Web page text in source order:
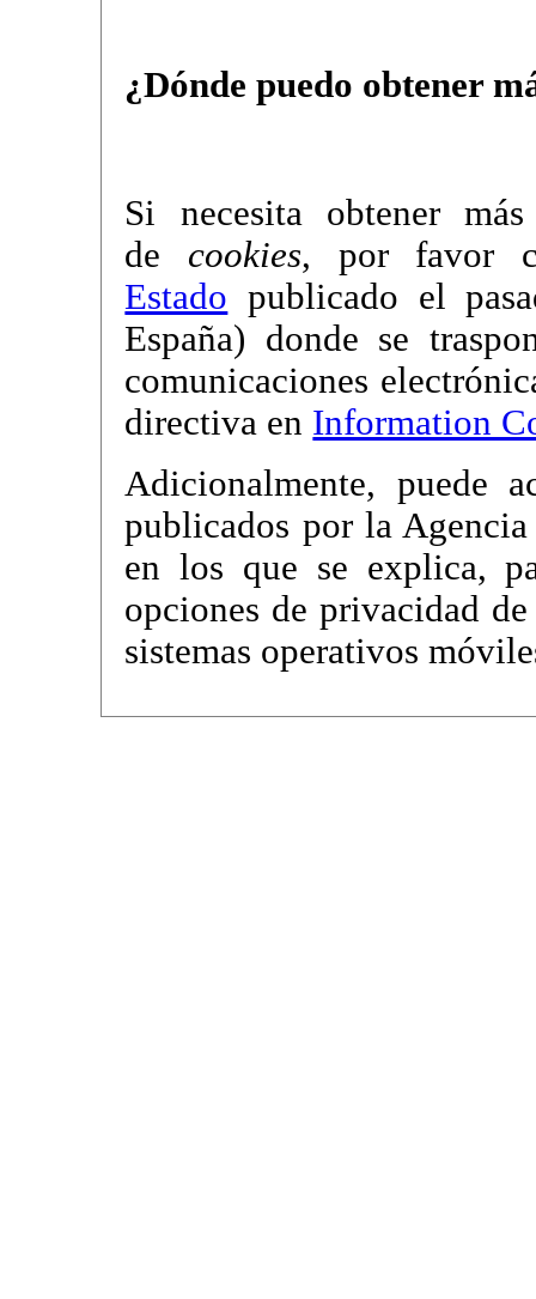
¿Dónde puedo obtener
Si necesita obtener
de cookies, por favor
Estado publicado el
España) donde se
comunicaciones
directiva en Information
Adicionalmente, puede
publicados por la
en los que se explica,
opciones de privacidad
sistemas operativos